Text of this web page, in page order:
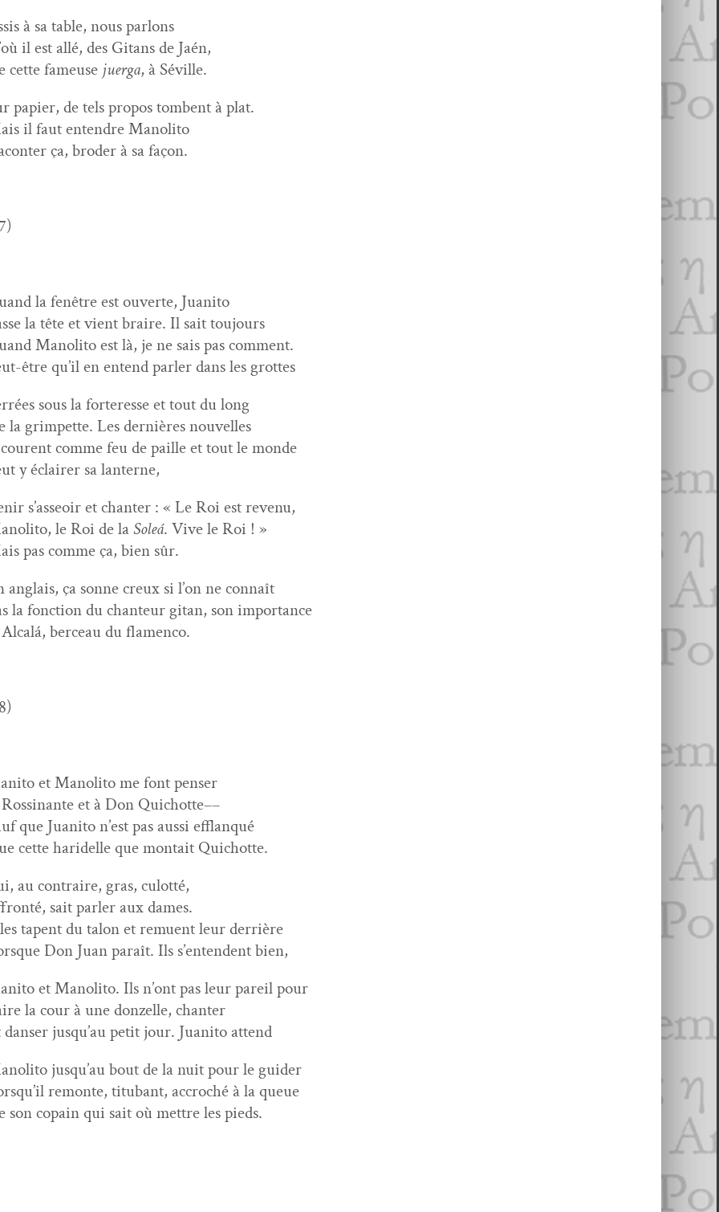
à sa table, nous parlons
il est allé, des Gitans de Jaén,
cette fameuse juer­ga, à Séville.
papi­er, de tels pro­pos tombent à plat.
il faut enten­dre Manolito
ça, broder à sa façon.
la fenêtre est ouverte, Juanito
la tête et vient braire. Il sait toujours
Mano­li­to est là, je ne sais pas comment.
être qu’il en entend par­ler dans les grottes
sous la forter­esse et tout du long
la grimpette. Les dernières nouvelles
comme feu de paille et tout le monde
y éclair­er sa lanterne,
s’asseoir et chanter : « Le Roi est revenu,
le Roi de la Soleá. Vive le Roi ! »
pas comme ça, bien sûr.
anglais, ça sonne creux si l’on ne connaît
la fonc­tion du chanteur gitan, son importance
berceau du flamenco.
et Mano­li­to me font penser
et à Don Quichotte––
que Juani­to n’est pas aus­si efflanqué
cette haridelle que mon­tait Quichotte.
au con­traire, gras, culotté,
sait par­ler aux dames.
tapent du talon et remuent leur derrière
Don Juan paraît. Ils s’entendent bien,
et Mano­li­to. Ils n’ont pas leur pareil pour
la cour à une donzelle, chanter
jusqu’au petit jour. Juani­to attend
jusqu’au bout de la nuit pour le guider
remonte, titubant, accroché à la queue
son copain qui sait où met­tre les pieds.